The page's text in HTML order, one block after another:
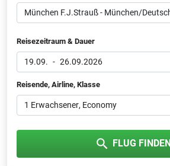
Reisezeitraum & Dauer
19.09. - 26.09.2026
Reisende, Airline, Klasse
1 Erwachsener, Economy
FLUG FINDEN